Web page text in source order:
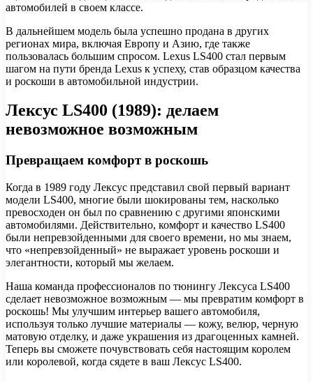
автомобилей в своем классе.
В дальнейшем модель была успешно продана в других
регионах мира, включая Европу и Азию, где также
пользовалась большим спросом. Lexus LS400 стал первым
шагом на пути бренда Lexus к успеху, став образцом качества
и роскоши в автомобильной индустрии.
Лексус LS400 (1989): делаем
невозможное возможным
Превращаем комфорт в роскошь
Когда в 1989 году Лексус представил свой первый вариант
модели LS400, многие были шокированы тем, насколько
превосходен он был по сравнению с другими японскими
автомобилями. Действительно, комфорт и качество LS400
были непревзойденными для своего времени, но мы знаем,
что «непревзойденный» не выражает уровень роскоши и
элегантности, который мы желаем.
Наша команда профессионалов по тюнингу Лексуса LS400
сделает невозможное возможным — мы превратим комфорт в
роскошь! Мы улучшим интерьер вашего автомобиля,
используя только лучшие материалы — кожу, велюр, черную
матовую отделку, и даже украшения из драгоценных камней.
Теперь вы сможете почувствовать себя настоящим королем
или королевой, когда сядете в ваш Лексус LS400.